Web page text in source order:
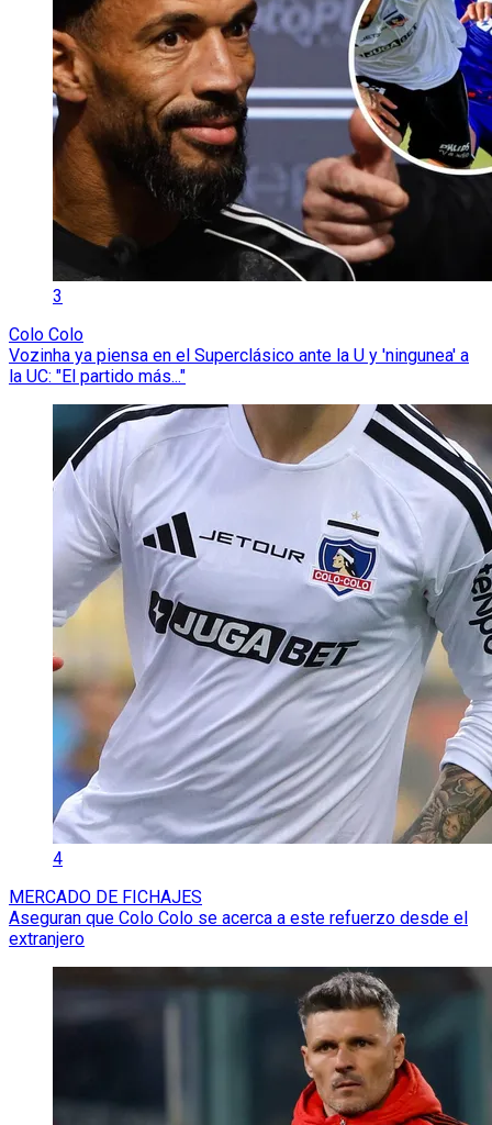
3
Colo Colo
Vozinha ya piensa en el Superclásico ante la U y 'ningunea' a
la UC: "El partido más..."
4
MERCADO DE FICHAJES
Aseguran que Colo Colo se acerca a este refuerzo desde el
extranjero